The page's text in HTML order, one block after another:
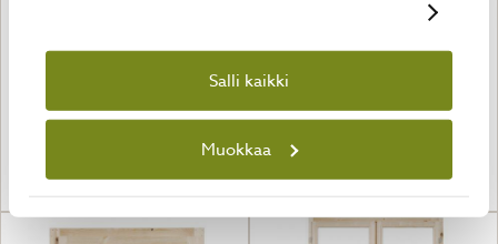
Salli kaikki
Muokkaa